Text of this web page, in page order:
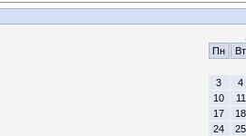
Пн
Вт
3
4
10
11
17
18
24
25